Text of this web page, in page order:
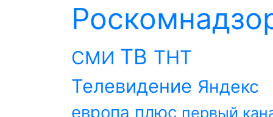
СМИ ТВ ТНТ
Телевидение Яндекс
европа плюс первый